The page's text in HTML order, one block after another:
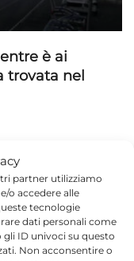
partner utilizziamo
o accedere alle
tecnologie
dati personali come
ID univoci su questo
Non acconsentire o
è ai
trovata nel
ibleo:
Sky Tg24: